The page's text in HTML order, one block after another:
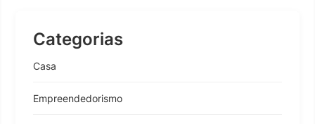
Categorias
Casa
Empreendedorismo